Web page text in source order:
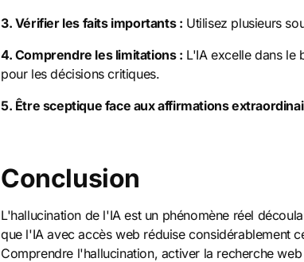
3. Vérifier les faits importants : Utilisez plusieurs
4. Comprendre les limitations : L'IA excelle dans le
pour les décisions critiques.
5. Être sceptique face aux affirmations
Conclusion
L'hallucination de l'IA est un phénomène réel
que l'IA avec accès web réduise considérablement
Comprendre l'hallucination, activer la recherche